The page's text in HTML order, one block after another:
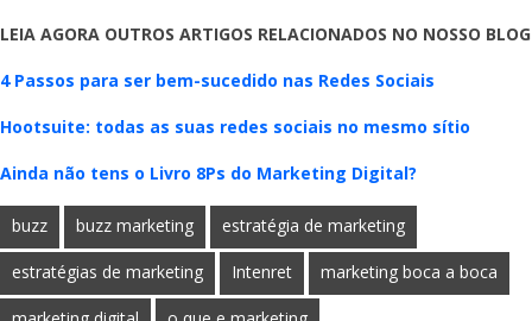
LEIA AGORA OUTROS ARTIGOS RELACIONADOS NO NOSSO BLOG
4 Passos para ser bem-sucedido nas Redes Sociais
Hootsuite: todas as suas redes sociais no mesmo sítio
Ainda não tens o Livro 8Ps do Marketing Digital?
buzz buzz marketing estratégia de marketing
estratégias de marketing Intenret marketing boca a boca